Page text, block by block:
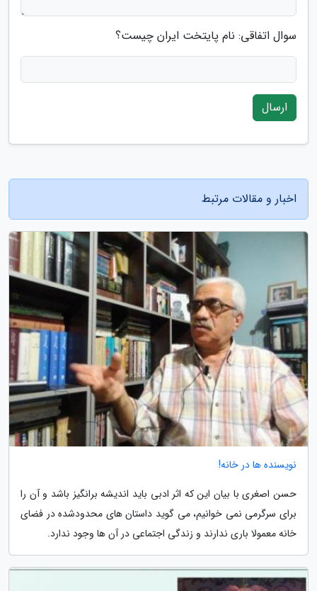
سوال اتفاقی: نام پایتخت ایران چیست؟
ارسال
اخبار و مقالات مرتبط
نویسنده ها در خانه!
حسن اصغری با بیان این که اثر ادبی باید اندیشه برانگیز باشد و آن را
برای سرگرمی نمی خوانیم، می گوید داستان های محدودشده در فضای
خانه معمولا باری ندارند و زندگی اجتماعی در آن ها وجود ندارد.